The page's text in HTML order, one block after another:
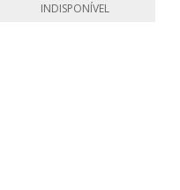
INDISPONÍVEL